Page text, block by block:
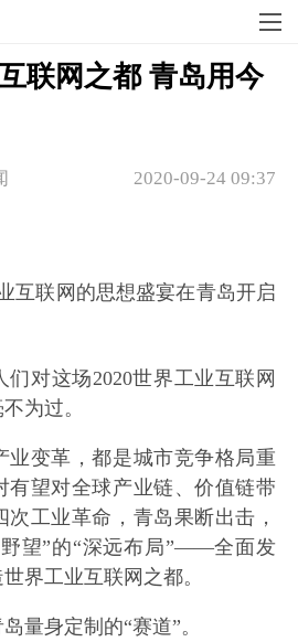
联网之都 青岛用今
2020-09-24 09:37
互联网的思想盛宴在青岛开启
们对这场2020世界工业互联网
为过。
业变革，都是城市竞争格局重
有望对全球产业链、价值链带
工业革命，青岛果断出击，
望”的“深远布局”——全面发
界工业互联网之都。
量身定制的“赛道”。